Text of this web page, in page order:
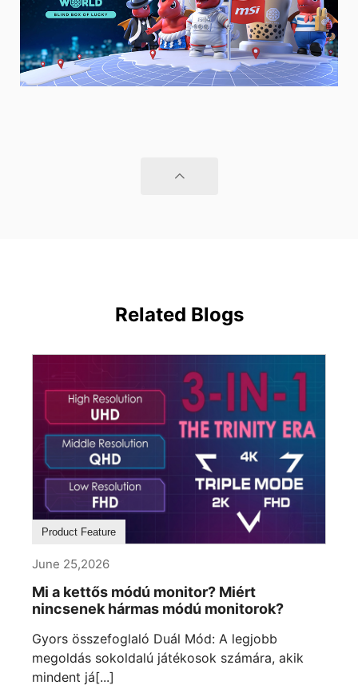
Related Blogs
Product Feature
June 25,2026
Mi a kettős módú monitor? Miért
nincsenek hármas módú monitorok?
Gyors összefoglaló Duál Mód: A legjobb
megoldás sokoldalú játékosok számára, akik
mindent já[...]